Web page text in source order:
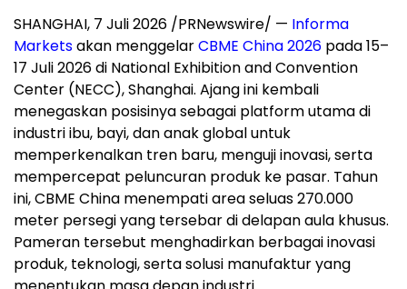
SHANGHAI, 7 Juli 2026 /PRNewswire/ — Informa
Marketsakan menggelarCBME China 2026 pada 15–
17 Juli 2026 di National Exhibition and Convention
Center (NECC), Shanghai. Ajang ini kembali
menegaskan posisinya sebagai platform utama di
industri ibu, bayi, dan anak global untuk
memperkenalkan tren baru, menguji inovasi, serta
mempercepat peluncuran produk ke pasar. Tahun
ini, CBME China menempati area seluas 270.000
meter persegi yang tersebar di delapan aula khusus.
Pameran tersebut menghadirkan berbagai inovasi
produk, teknologi, serta solusi manufaktur yang